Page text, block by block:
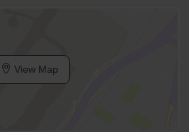
View Map